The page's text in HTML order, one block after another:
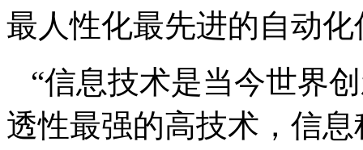
最人性化最先进的自动化
“信息技术是当今世界
透性最强的高技术，信